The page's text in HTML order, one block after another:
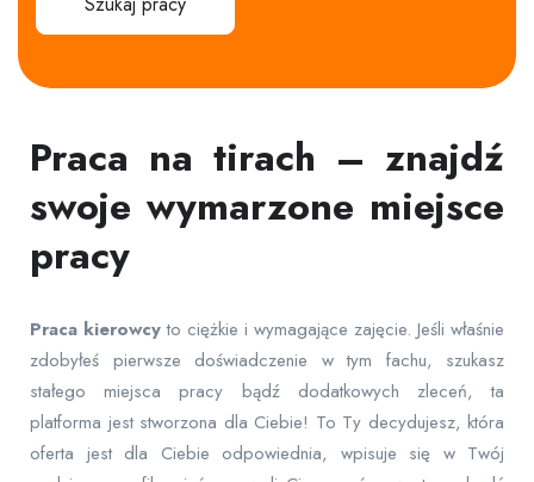
Praca na tirach – znajdź
swoje wymarzone miejsce
pracy
Praca kierowcyto ciężkie i wymagające zajęcie. Jeśli właśnie
zdobyłeś pierwsze doświadczenie w tym fachu, szukasz
stałego miejsca pracy bądź dodatkowych zleceń, ta
platforma jest stworzona dla Ciebie! To Ty decydujesz, która
oferta jest dla Ciebie odpowiednia, wpisuje się w Twój